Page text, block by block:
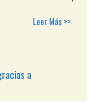
Leer Más >>
a